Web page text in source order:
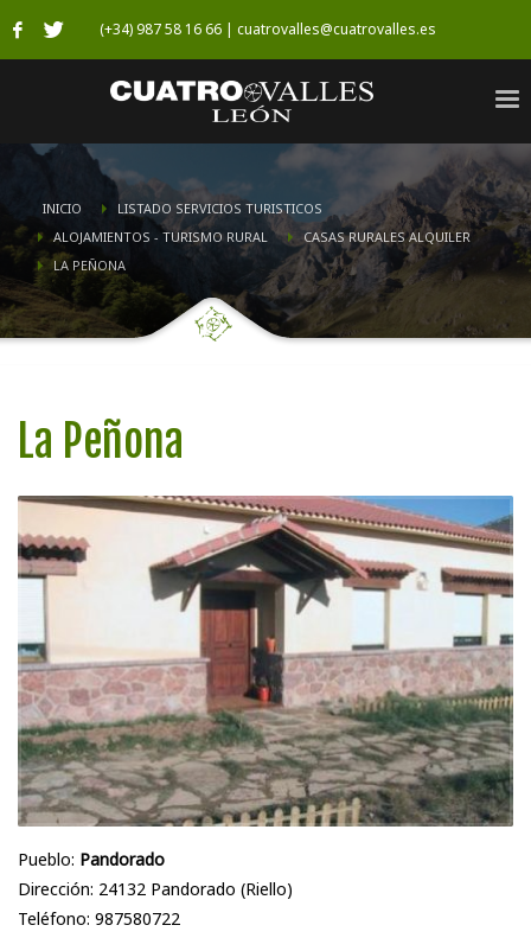
(+34) 987 58 16 66 | cuatrovalles@cuatrovalles.es
INICIO
LISTADO SERVICIOS TURISTICOS
ALOJAMIENTOS - TURISMO RURAL
CASAS RURALES ALQUILER
LA PEÑONA
La Peñona
Pueblo: Pandorado
Dirección: 24132 Pandorado (Riello)
Teléfono: 987580722